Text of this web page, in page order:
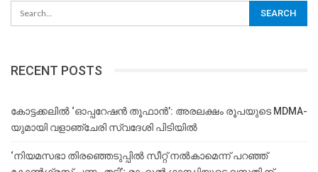
RECENT POSTS
കോട്ടക്കലിൽ ‘ഓപ്പറേഷൻ തൂഫാൻ’: അരലക്ഷം രൂപയുടെ MDMA-
യുമായി വളാഞ്ചേരി സ്വദേശി പിടിയിൽ
‘നിയമസഭാ തിരഞ്ഞെടുപ്പിൽ സീറ്റ് നൽകാമെന്ന് പറഞ്ഞ്